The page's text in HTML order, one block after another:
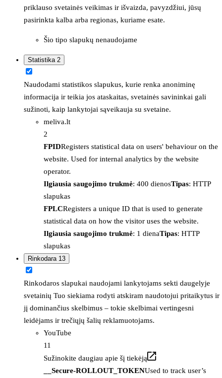
priklauso svetainės veikimas ir išvaizda, pavyzdžiui, jūsų
pasirinkta kalba arba regionas, kuriame esate.
Šio tipo slapukų nenaudojame
Statistika 2
Naudodami statistikos slapukus, kurie renka anoniminę
informacija ir teikia jos ataskaitas, svetainės savininkai gali
sužinoti, kaip lankytojai sąveikauja su svetaine.
meliva.lt
2
FPIDRegisters statistical data on users' behaviour on the
website. Used for internal analytics by the website
operator.
Ilgiausia saugojimo trukmė: 400 dienosTipas: HTTP
slapukas
FPLCRegisters a unique ID that is used to generate
statistical data on how the visitor uses the website.
Ilgiausia saugojimo trukmė: 1 dienaTipas: HTTP
slapukas
Rinkodara 13
Rinkodaros slapukai naudojami lankytojams sekti daugelyje
svetainių Tuo siekiama rodyti atskiram naudotojui pritaikytus ir
jį dominančius skelbimus – tokie skelbimai vertingesni
leidėjams ir trečiųjų šalių reklamuotojams.
YouTube
11
Sužinokite daugiau apie šį tiekėją
__Secure-ROLLOUT_TOKENUsed to track user’s